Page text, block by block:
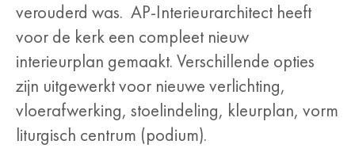
verouderd was. AP-Interieurarchitect heeft
voor de kerk een compleet nieuw
interieurplan gemaakt. Verschillende opties
zijn uitgewerkt voor nieuwe verlichting,
vloerafwerking, stoelindeling, kleurplan, vorm
liturgisch centrum (podium).